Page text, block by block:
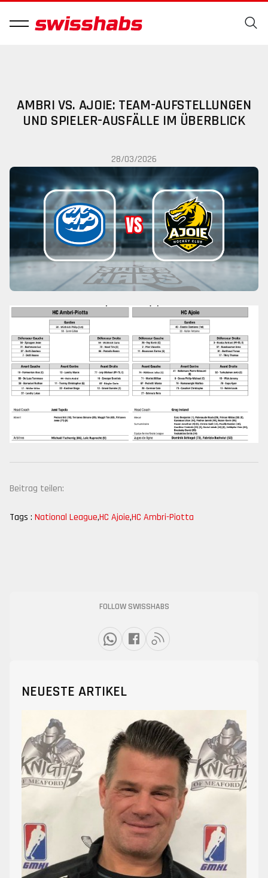
AMBRI VS. AJOIE: TEAM-AUFSTELLUNGEN
UND SPIELER-AUSFÄLLE IM ÜBERBLICK
28/03/2026
Beitrag teilen:
Tags : National League,HC Ajoie,HC Ambri-Piotta
FOLLOW SWISSHABS
NEUESTE ARTIKEL